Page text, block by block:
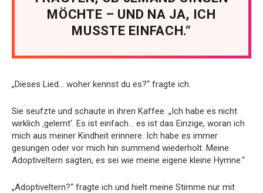
MÖCHTE – UND NA JA, ICH
MUSSTE EINFACH.“
„Dieses Lied… woher kennst du es?“ fragte ich.
Sie seufzte und schaute in ihren Kaffee. „Ich habe es nicht
wirklich ‚gelernt‘. Es ist einfach… es ist das Einzige, woran ich
mich aus meiner Kindheit erinnere. Ich habe es immer
gesungen oder vor mich hin summend wiederholt. Meine
Adoptiveltern sagten, es sei wie meine eigene kleine Hymne.“
„Adoptiveltern?“ fragte ich und hielt meine Stimme nur mit